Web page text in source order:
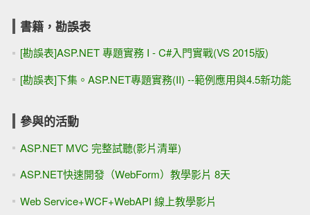
書籍，勘誤表
[勘誤表]ASP.NET 專題實務 I - C#入門實戰(VS 2015版)
[勘誤表]下集。ASP.NET專題實務(II) --範例應用與4.5新功能
參與的活動
ASP.NET MVC 完整試聽(影片清單)
ASP.NET快速開發（WebForm）教學影片 8天
Web Service+WCF+WebAPI 線上教學影片